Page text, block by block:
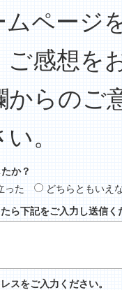
ムページ
ご感想を
からのご
。
か？
った
どちらともいえ
ら下記をご入力し送信く
スをご入力ください。